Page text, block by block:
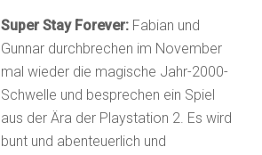
Super Stay Forever: Fabian und
Gunnar durchbrechen im November
mal wieder die magische Jahr-2000-
Schwelle und besprechen ein Spiel
aus der Ära der Playstation 2. Es wird
bunt und abenteuerlich und